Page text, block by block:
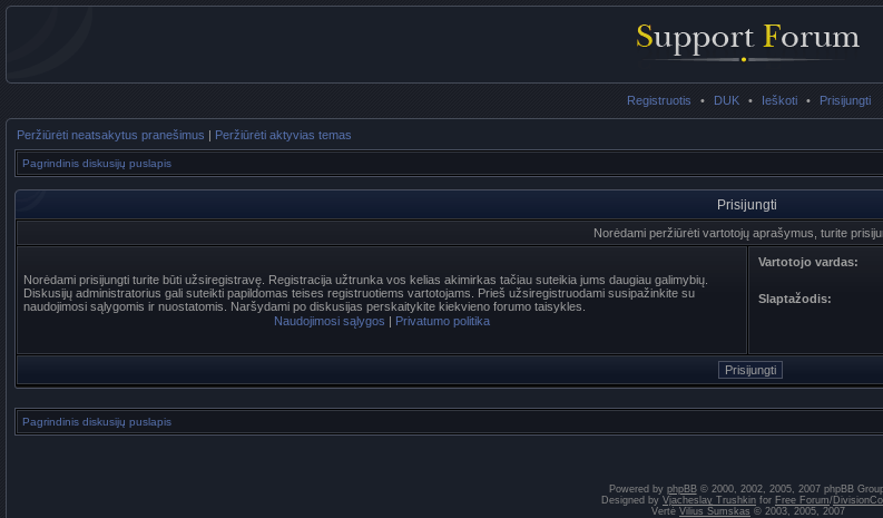
Registruotis • DUK • Ieškoti • Prisijungti
Peržiūrėti neatsakytus pranešimus | Peržiūrėti aktyvias temas
Pagrindinis diskusijų puslapis
Prisijungti
Norėdami peržiūrėti vartotojų aprašymus, turite
Norėdami prisijungti turite būti užsiregistravę. Registracija užtrunka vos kelias akimirkas tačiau suteikia jums daugiau galimybių.
Diskusijų administratorius gali suteikti papildomas teises registruotiems vartotojams. Prieš užsiregistruodami susipažinkite su
naudojimosi sąlygomis ir nuostatomis. Naršydami po diskusijas perskaitykite kiekvieno forumo taisykles.
Naudojimosi sąlygos | Privatumo politika
Vartotojo vardas:
Slaptažodis:
Pagrindinis diskusijų puslapis
Powered by phpBB© 2000, 2002, 2005, 2007 phpBB
Designed by Vjacheslav Trushkin for Free Forum/
Vertė Vilius Šumskas © 2003, 2005, 2007